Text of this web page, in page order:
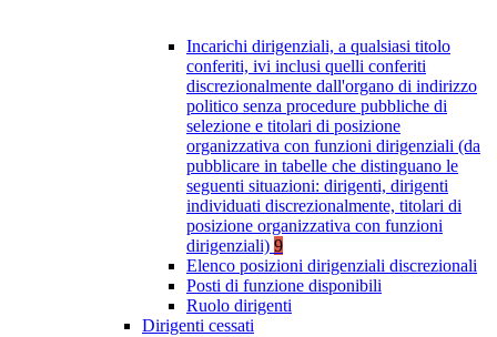
Incarichi dirigenziali, a qualsiasi titolo
conferiti, ivi inclusi quelli conferiti
discrezionalmente dall'organo di indirizzo
politico senza procedure pubbliche di
selezione e titolari di posizione
organizzativa con funzioni dirigenziali (da
pubblicare in tabelle che distinguano le
seguenti situazioni: dirigenti, dirigenti
individuati discrezionalmente, titolari di
posizione organizzativa con funzioni
dirigenziali) 9
Elenco posizioni dirigenziali discrezionali
Posti di funzione disponibili
Ruolo dirigenti
Dirigenti cessati